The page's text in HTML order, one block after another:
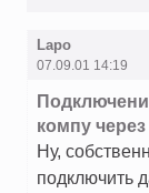
Lapo
07.09.01 14:19
компу
Ну,
подключить